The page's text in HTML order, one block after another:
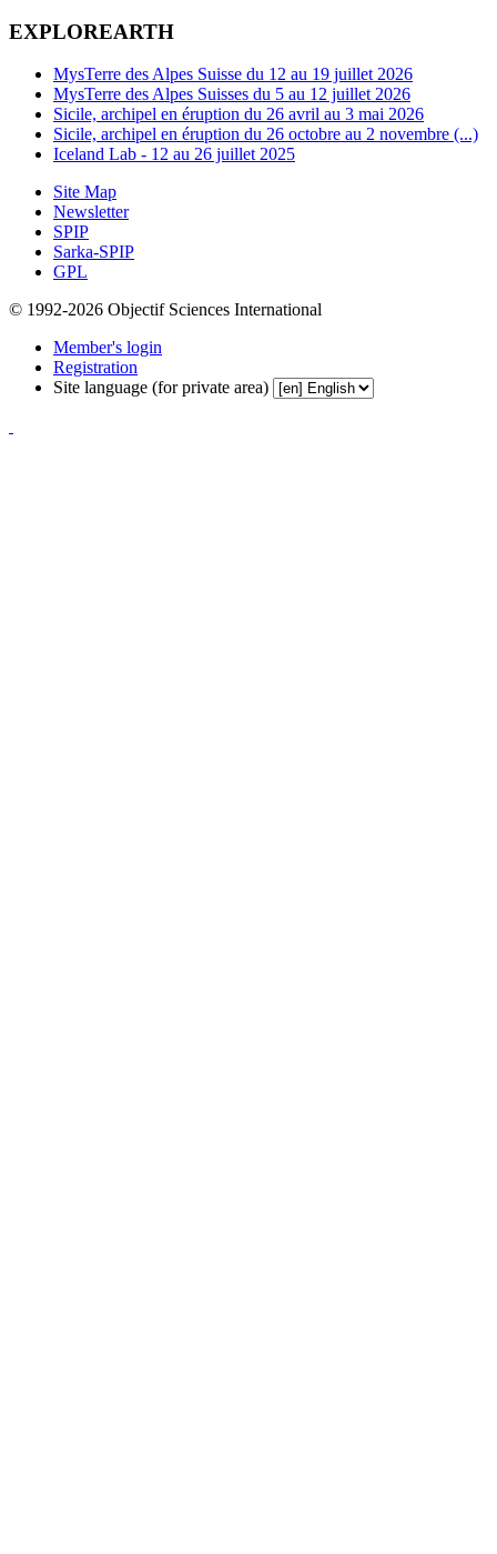
EXPLOREARTH
MysTerre des Alpes Suisse du 12 au 19 juillet 2026
MysTerre des Alpes Suisses du 5 au 12 juillet 2026
Sicile, archipel en éruption du 26 avril au 3 mai 2026
Sicile, archipel en éruption du 26 octobre au 2 novembre (...)
Iceland Lab - 12 au 26 juillet 2025
Site Map
Newsletter
SPIP
Sarka-SPIP
GPL
© 1992-2026 Objectif Sciences International
Member's login
Registration
Site language (for private area)